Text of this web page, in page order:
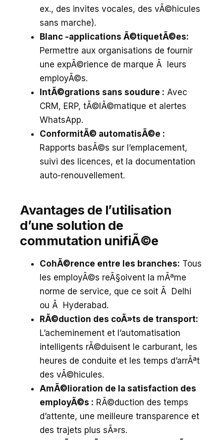
ex., des invites vocales, des vÃ©hicules
sans marche).
Blanc -applications Ã©tiquetÃ©es:
Permettre aux organisations de fournir
une expÃ©rience de marque Ã leurs
employÃ©s.
IntÃ©grations sans soudure : Avec
CRM, ERP, tÃ©lÃ©matique et alertes
WhatsApp.
ConformitÃ© automatisÃ©e :
Rapports basÃ©s sur l’emplacement,
suivi des licences, et la documentation
auto-renouvellement.
Avantages de l’utilisation
d’une solution de
commutation unifiÃ©e
CohÃ©rence entre les branches: Tous
les employÃ©s reÃ§oivent la mÃªme
norme de service, que ce soit Ã Delhi
ou Ã Hyderabad.
RÃ©duction des coÃ»ts de transport:
L’acheminement et l’automatisation
intelligents rÃ©duisent le carburant, les
heures de conduite et les temps d’arrÃªt
des vÃ©hicules.
AmÃ©lioration de la satisfaction des
employÃ©s : RÃ©duction des temps
d’attente, une meilleure transparence et
des trajets plus sÃ»rs.